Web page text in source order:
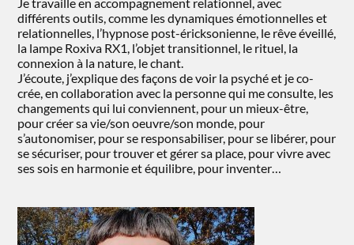
différents outils, comme les dynamiques émotionnelles et
relationnelles, l’hypnose post-éricksonienne, le rêve éveillé,
la lampe Roxiva RX1, l’objet transitionnel, le rituel, la
connexion à la nature, le chant.
J’écoute, j’explique des façons de voir la psyché et je co-
crée, en collaboration avec la personne qui me consulte, les
changements qui lui conviennent, pour un mieux-être,
pour créer sa vie/son oeuvre/son monde, pour
s’autonomiser, pour se responsabiliser, pour se libérer, pour
se sécuriser, pour trouver et gérer sa place, pour vivre avec
ses sois en harmonie et équilibre, pour inventer…